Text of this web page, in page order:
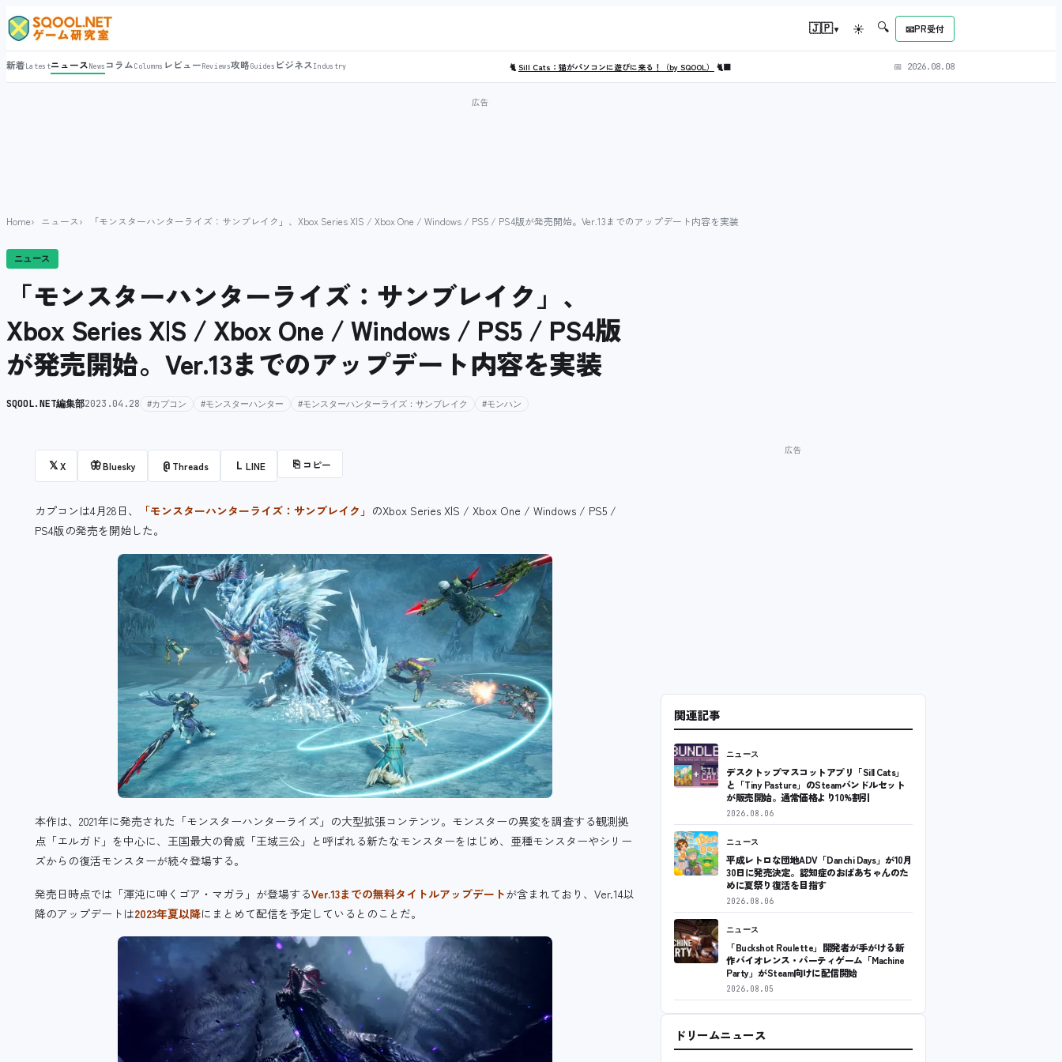
🇯🇵▾ ☀ 🔍 📧PR受付
新着LatestニュースNews コラムColumns レビューReviews攻略Guides ビジネスIndustry 🐈Sill Cats：猫がパソコンに遊びに来る！（by SQOOL） 🐈‍⬛ 📅 2026.08.08
Home ニュース 「モンスターハンターライズ：サンブレイク」、Xbox Series X|S / Xbox One / Windows / PS5 / PS4版が発売開始。Ver.13までのアップデート内容を実装
ニュース
「モンスターハンターライズ：サンブレイク」、
Xbox Series X|S / Xbox One / Windows / PS5 / PS4版
が発売開始。Ver.13までのアップデート内容を実装
SQOOL.NET編集部2023.04.28 #カプコン #モンスターハンター #モンスターハンターライズ：サンブレイク #モンハン
𝕏X 🦋Bluesky @ Threads L LINE ⎘ コピー
カプコンは4月28日、 「モンスターハンターライズ：サンブレイク」 のXbox Series X|S / Xbox One / Windows / PS5 /
PS4版の発売を開始した。
本作は、2021年に発売された「モンスターハンターライズ」の大型拡張コンテンツ。 モンスターの異変を調査する観測拠
点「エルガド」を中心に、王国最大の脅威「王域三公」と呼ばれる新たなモンスターをはじめ、亜種モンスターやシリー
ズからの復活モンスターが続々登場する。
発売日時点では「渾沌に呻くゴア・マガラ」が登場するVer.13までの無料タイトルアップデートが含まれており、Ver.14以
降のアップデートは2023年夏以降にまとめて配信を予定しているとのことだ。
関連記事
ニュース
デスクトップマスコットアプリ「Sill Cats」
と「Tiny Pasture」のSteamバンドルセット
が販売開始。通常価格より10%割引
2026.08.06
ニュース
平成レトロな団地ADV「Danchi Days」が10月
30日に発売決定。認知症のおばあちゃんのた
めに夏祭り復活を目指す
2026.08.06
ニュース
「Buckshot Roulette」開発者が手がける新
作バイオレンス・パーティゲーム「Machine
Party」がSteam向けに配信開始
2026.08.05
ドリームニュース